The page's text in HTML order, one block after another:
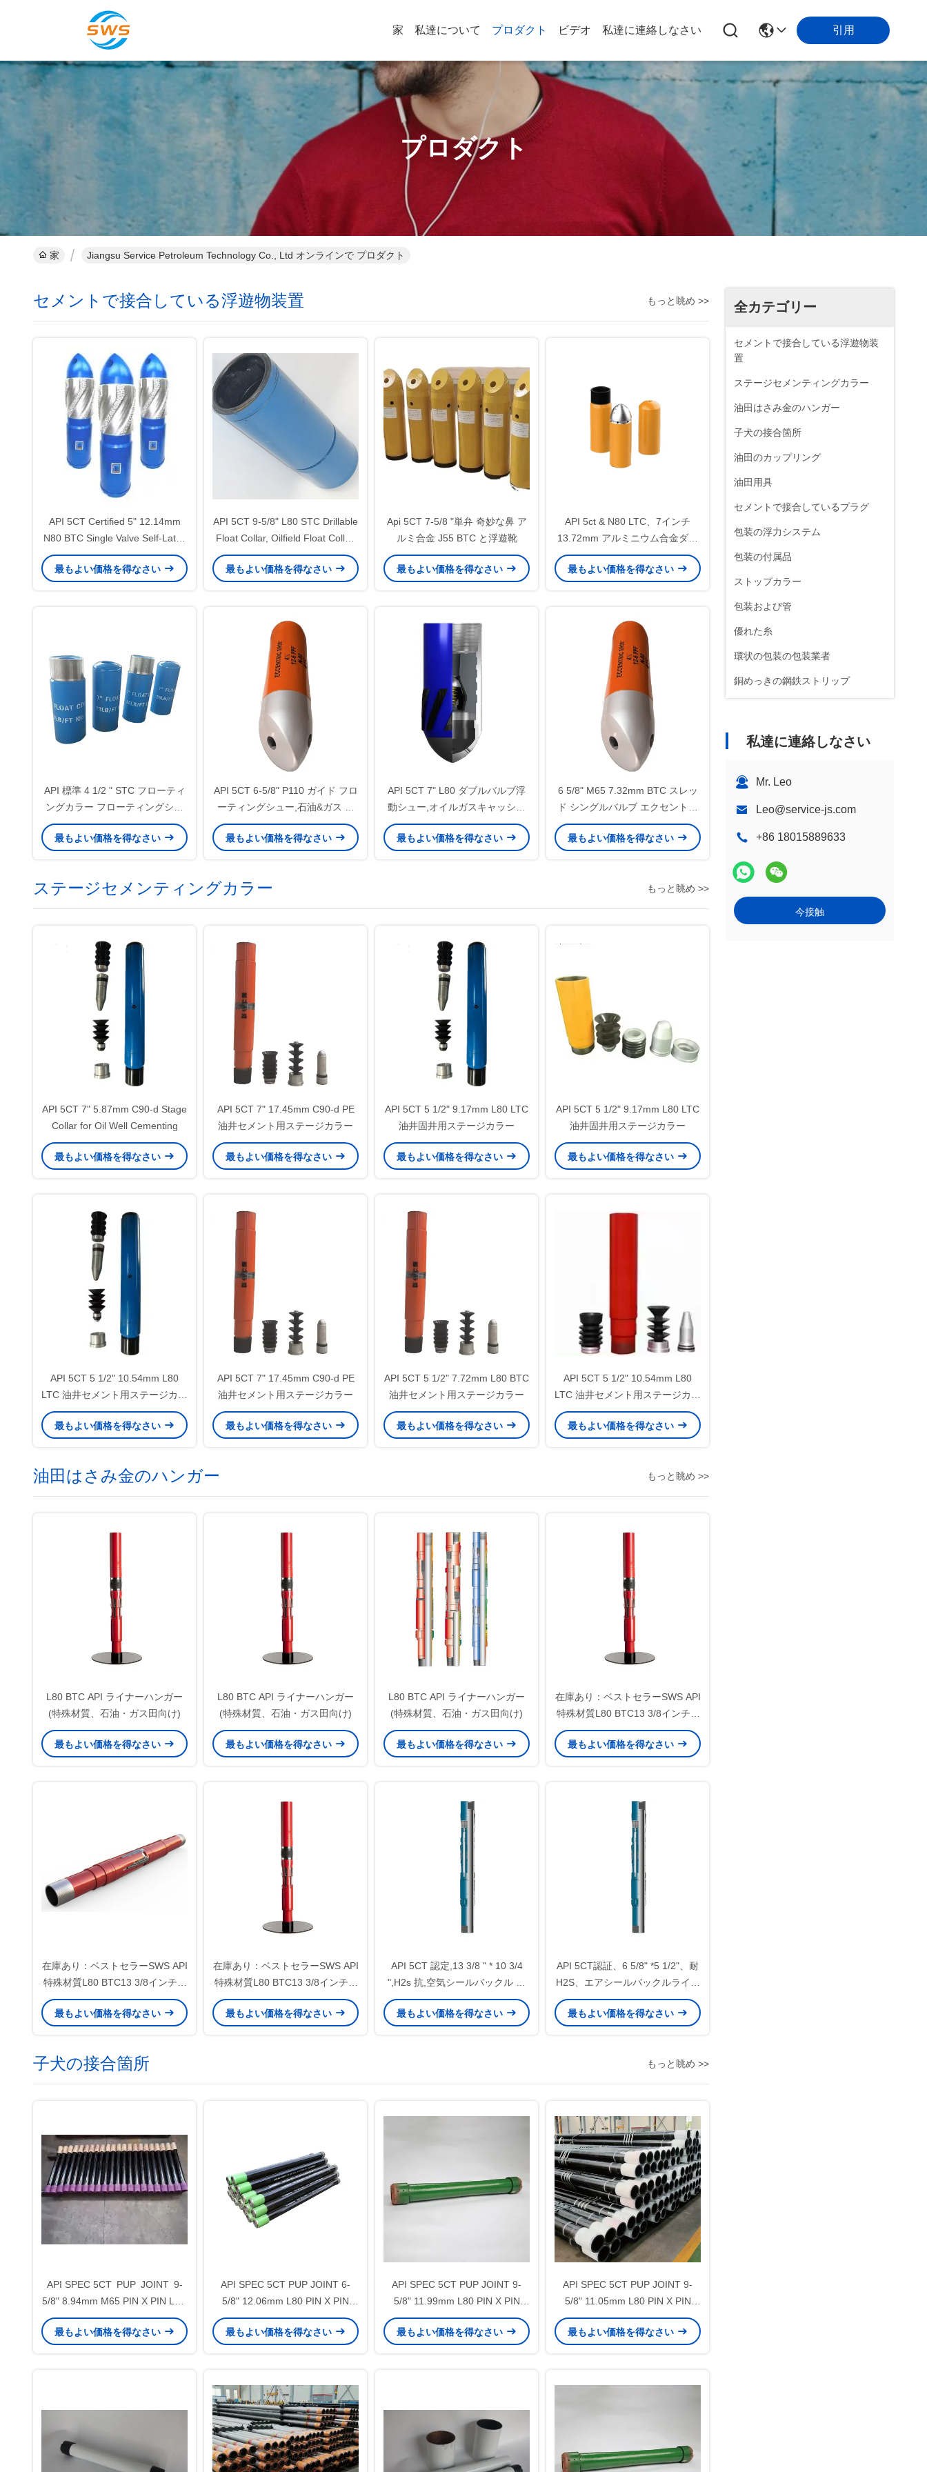
家 私達について プロダクト ビデオ 私達に連絡しなさい 引用
プロダクト
家 Jiangsu Service Petroleum Technology Co., Ltd オンラインで プロダクト
全カテゴリー
セメントで接合している浮遊物装
置
ステージセメンティングカラー
油田はさみ金のハンガー
子犬の接合箇所
油田のカップリング
油田用具
セメントで接合しているプラグ
包装の浮力システム
包装の付属品
ストップカラー
包装および管
優れた糸
環状の包装の包装業者
銅めっきの鋼鉄ストリップ
私達に連絡しなさい
Mr. Leo
Leo@service-js.com
+86 18015889633
今接触
セメントで接合している浮遊物装置 もっと眺め >>
API 5CT Certified 5" 12.14mm
N80 BTC Single Valve Self-Latch
Aluminum Alloy Float Shoe for Oil
and Gas Industry
最もよい価格を得なさい
API 5CT 9-5/8" L80 STC Drillable
Float Collar, Oilfield Float Collar,
Used for land deep oil gas well
cementing
最もよい価格を得なさい
Api 5CT 7-5/8 "単弁 奇妙な鼻 ア
ルミ合金 J55 BTC と浮遊靴
最もよい価格を得なさい
API 5ct & N80 LTC、7インチ
13.72mm アルミニウム合金ダブ
ルバルブフロートシュー＆カラー
（石油・ガス田用）
最もよい価格を得なさい
API 標準 4 1/2 " STC フローティ
ングカラー フローティングシュ
ーズ セメント ツール 回転しない
シングル/ダブルバルブ
最もよい価格を得なさい
API 5CT 6-5/8" P110 ガイド フロ
ーティングシュー,石油&ガス 井
戸 フローティングシュー, 安定し
たキャッシングセメント操作をサ
最もよい価格を得なさい
API 5CT 7" L80 ダブルバルブ浮
動シュー,オイルガスキャッシン
グ浮動シュー,複雑なダウンホー
ルセメント作業に適応
最もよい価格を得なさい
6 5/8" M65 7.32mm BTC スレッ
ド シングルバルブ エクセントリ
ックノズ フローティングシュー
オイルフィールドセメント化アプ
最もよい価格を得なさい
ステージセメンティングカラー もっと眺め >>
API 5CT 7" 5.87mm C90-d Stage
Collar for Oil Well Cementing
最もよい価格を得なさい
API 5CT 7" 17.45mm C90-d PE
油井セメント用ステージカラー
最もよい価格を得なさい
API 5CT 5 1/2" 9.17mm L80 LTC
油井固井用ステージカラー
最もよい価格を得なさい
API 5CT 5 1/2" 9.17mm L80 LTC
油井固井用ステージカラー
最もよい価格を得なさい
API 5CT 5 1/2" 10.54mm L80
LTC 油井セメント用ステージカラ
ー
最もよい価格を得なさい
API 5CT 7" 17.45mm C90-d PE
油井セメント用ステージカラー
最もよい価格を得なさい
API 5CT 5 1/2" 7.72mm L80 BTC
油井セメント用ステージカラー
最もよい価格を得なさい
API 5CT 5 1/2" 10.54mm L80
LTC 油井セメント用ステージカラ
ー
最もよい価格を得なさい
油田はさみ金のハンガー もっと眺め >>
L80 BTC API ライナーハンガー
(特殊材質、石油・ガス田向け)
最もよい価格を得なさい
L80 BTC API ライナーハンガー
(特殊材質、石油・ガス田向け)
最もよい価格を得なさい
L80 BTC API ライナーハンガー
(特殊材質、石油・ガス田向け)
最もよい価格を得なさい
在庫あり：ベストセラーSWS API
特殊材質L80 BTC13 3/8インチ*7
5/8インチライナーハンガー（メ
カニカルセット式、油田用）
最もよい価格を得なさい
在庫あり：ベストセラーSWS API
特殊材質L80 BTC13 3/8インチ*7
5/8インチライナーハンガー（メ
カニカルセット式、油田用）
最もよい価格を得なさい
在庫あり：ベストセラーSWS API
特殊材質L80 BTC13 3/8インチ*7
5/8インチライナーハンガー（メ
カニカルセット式、油田用）
最もよい価格を得なさい
API 5CT 認定,13 3/8 " * 10 3/4
",H2s 抗,空気シールバックル ラ
インナーハンガー 陸上およびオ
フショア井戸操作に適していま
最もよい価格を得なさい
API 5CT認証、6 5/8" *5 1/2"、耐
H2S、エアシールバックルライナ
ーハンガー、陸上・海洋油井ヘッ
ド操作に適しています。
最もよい価格を得なさい
子犬の接合箇所 もっと眺め >>
API SPEC 5CT PUP JOINT 9-
5/8" 8.94mm M65 PIN X PIN LTC
for Oil&Gas Well Cementing
最もよい価格を得なさい
API SPEC 5CT PUP JOINT 6-
5/8" 12.06mm L80 PIN X PIN
BTC オイル&ガス井のセメント化
用
最もよい価格を得なさい
API SPEC 5CT PUP JOINT 9-
5/8" 11.99mm L80 PIN X PIN
LTC オイル&ガス井のセメント化
用
最もよい価格を得なさい
API SPEC 5CT PUP JOINT 9-
5/8" 11.05mm L80 PIN X PIN
LTC オイル&ガスの井戸セメント
用
最もよい価格を得なさい